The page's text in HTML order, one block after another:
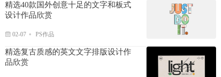
精选40款国外创意十足的文字和板式
设计作品欣赏
02-07 PS作品
精选复古质感的英文文字排版设计作
品欣赏